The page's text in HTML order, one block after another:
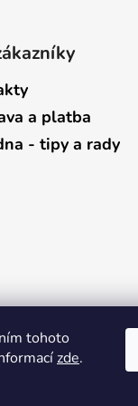
tohoto
zde.
a platba
- tipy a rady